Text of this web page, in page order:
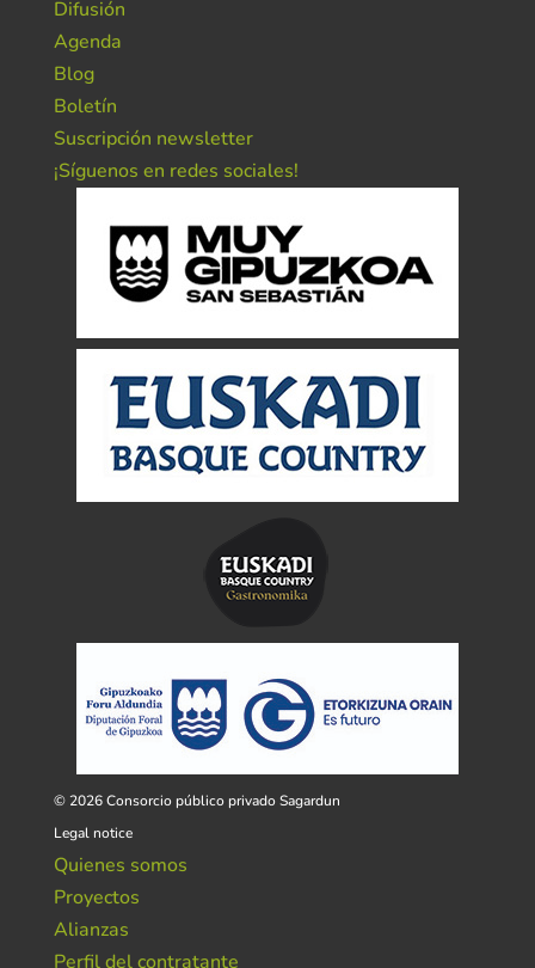
Difusión
Agenda
Blog
Boletín
Suscripción newsletter
¡Síguenos en redes sociales!
© 2026 Consorcio público privado Sagardun
Legal notice
Quienes somos
Proyectos
Alianzas
Perfil del contratante